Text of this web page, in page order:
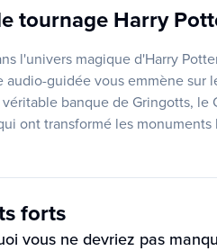
tournage Harry
l'univers magique d'Harry
audio-guidée vous emmène sur
banque de Gringotts,
ont transformé les
forts
vous ne devriez pas